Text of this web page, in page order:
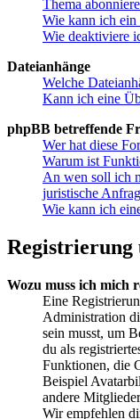
Thema
Wie kann ich ein
Wie deaktiviere
Dateianhänge
Welche
Kann ich eine
phpBB betreffende
Wer hat diese
Warum ist
An wen soll ich
juristische
Wie kann ich
Registrierung
Wozu muss ich mich
Eine
Administration
sein musst, um
du als
Funktionen, die
Beispiel
andere
Wir empfehlen